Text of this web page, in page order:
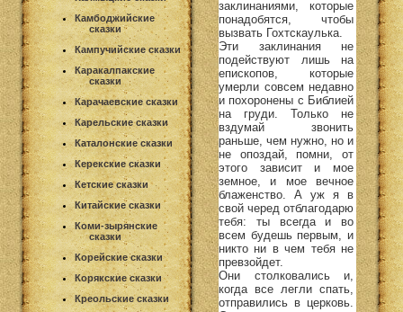
Камбоджийские
сказки
Кампучийские сказки
Каракалпакские
сказки
Карачаевские сказки
Карельские сказки
Каталонские сказки
Керекские сказки
Кетские сказки
Китайские сказки
Коми-зырянские
сказки
Корейские сказки
Корякские сказки
Креольские сказки
заклинаниями, которые
понадобятся, чтобы
вызвать Гохтскаулька.
Эти заклинания не
подействуют лишь на
епископов, которые
умерли совсем недавно
и похоронены с Библией
на груди. Только не
вздумай звонить
раньше, чем нужно, но и
не опоздай, помни, от
этого зависит и мое
земное, и мое вечное
блаженство. А уж я в
свой черед отблагодарю
тебя: ты всегда и во
всем будешь первым, и
никто ни в чем тебя не
превзойдет.
Они столковались и,
когда все легли спать,
отправились в церковь.